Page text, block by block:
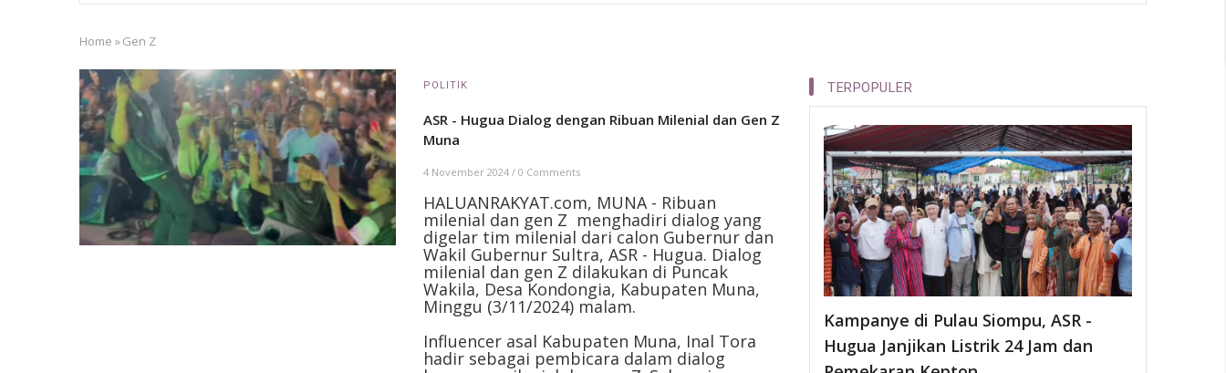
Breadcrumb
Home »Gen Z
POLITIK
ASR - Hugua Dialog dengan Ribuan Milenial dan Gen Z
Muna
4 November 2024 / 0 Comments
HALUANRAKYAT.com, MUNA - Ribuan
milenial dan gen Z menghadiri dialog yang
digelar tim milenial dari calon Gubernur dan
Wakil Gubernur Sultra, ASR - Hugua. Dialog
milenial dan gen Z dilakukan di Puncak
Wakila, Desa Kondongia, Kabupaten Muna,
Minggu (3/11/2024) malam.
Influencer asal Kabupaten Muna, Inal Tora
hadir sebagai pembicara dalam dialog
TERPOPULER
Kampanye di Pulau Siompu, ASR -
Hugua Janjikan Listrik 24 Jam dan